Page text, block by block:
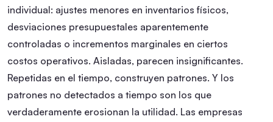
individual: ajustes menores en inventarios físicos,
desviaciones presupuestales aparentemente
controladas o incrementos marginales en ciertos
costos operativos. Aisladas, parecen insignificantes.
Repetidas en el tiempo, construyen patrones. Y los
patrones no detectados a tiempo son los que
verdaderamente erosionan la utilidad. Las empresas